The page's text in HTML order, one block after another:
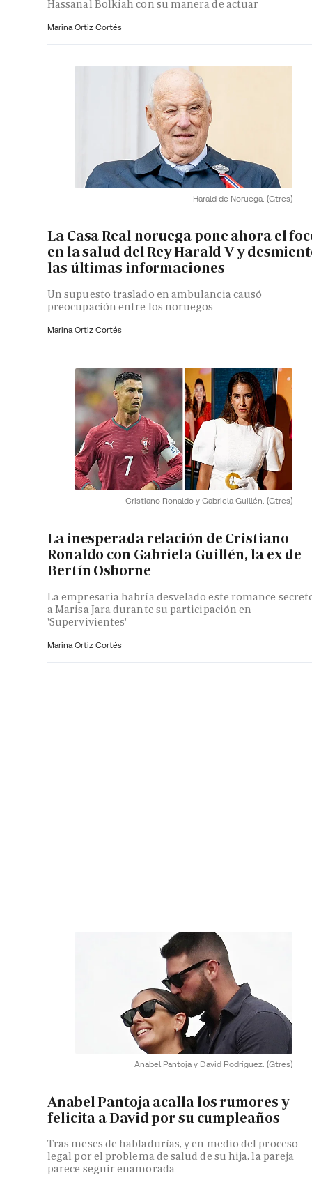
Hassanal Bolkiah con su manera de actuar
Marina Ortiz Cortés
Harald de Noruega. (Gtres)
La Casa Real noruega pone ahora el
en la salud del Rey Harald V y
las últimas informaciones
Un supuesto traslado en ambulancia causó
preocupación entre los noruegos
Marina Ortiz Cortés
Cristiano Ronaldo y Gabriela Guillén. (Gtres)
La inesperada relación de Cristiano
Ronaldo con Gabriela Guillén, la ex de
Bertín Osborne
La empresaria habría desvelado este romance
a Marisa Jara durante su participación en
'Supervivientes'
Marina Ortiz Cortés
Anabel Pantoja y David Rodríguez. (Gtres)
Anabel Pantoja acalla los rumores y
felicita a David por su cumpleaños
Tras meses de habladurías, y en medio del proceso
legal por el problema de salud de su hija, la pareja
parece seguir enamorada